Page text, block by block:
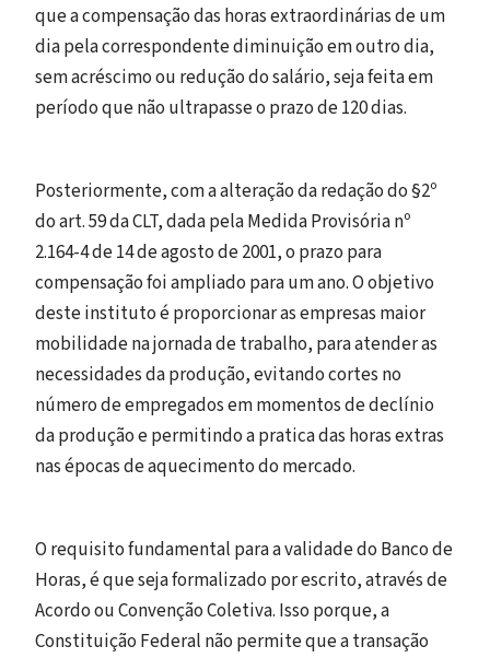
que a compensação das horas extraordinárias de um
dia pela correspondente diminuição em outro dia,
sem acréscimo ou redução do salário, seja feita em
período que não ultrapasse o prazo de 120 dias.
Posteriormente, com a alteração da redação do §2º
do art. 59 da CLT, dada pela Medida Provisória nº
2.164-4 de 14 de agosto de 2001, o prazo para
compensação foi ampliado para um ano. O objetivo
deste instituto é proporcionar as empresas maior
mobilidade na jornada de trabalho, para atender as
necessidades da produção, evitando cortes no
número de empregados em momentos de declínio
da produção e permitindo a pratica das horas extras
nas épocas de aquecimento do mercado.
O requisito fundamental para a validade do Banco de
Horas, é que seja formalizado por escrito, através de
Acordo ou Convenção Coletiva. Isso porque, a
Constituição Federal não permite que a transação